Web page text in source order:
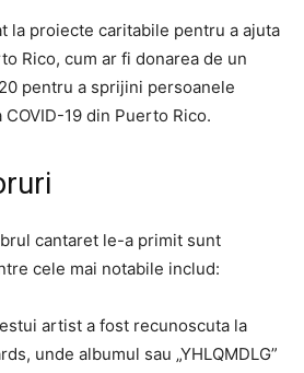
la proiecte caritabile pentru a ajuta
Rico, cum ar fi donarea de un
pentru a sprijini persoanele
19 din Puerto Rico.
cantaret le-a primit sunt
cele mai notabile includ:
artist a fost recunoscuta la
unde albumul sau „YHLQMDLG”